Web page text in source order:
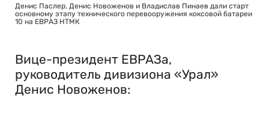
Денис Паслер, Денис Новоженов и Владислав Пинаев дали старт
основному этапу технического перевооружения коксовой батареи
10 на ЕВРАЗ НТМК
Вице-президент ЕВРАЗа,
руководитель дивизиона «Урал»
Денис Новоженов: